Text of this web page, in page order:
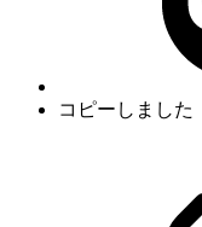
コピーしました